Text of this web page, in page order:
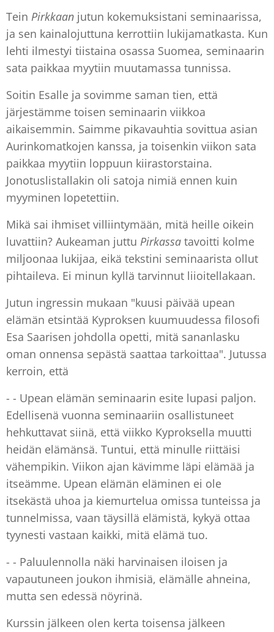
Tein Pirkkaan jutun kokemuksistani seminaarissa,
ja sen kainalojuttuna kerrottiin lukijamatkasta. Kun
lehti ilmestyi tiistaina osassa Suomea, seminaarin
sata paikkaa myytiin muutamassa tunnissa.
Soitin Esalle ja sovimme saman tien, että
järjestämme toisen seminaarin viikkoa
aikaisemmin. Saimme pikavauhtia sovittua asian
Aurinkomatkojen kanssa, ja toisenkin viikon sata
paikkaa myytiin loppuun kiirastorstaina.
Jonotuslistallakin oli satoja nimiä ennen kuin
myyminen lopetettiin.
Mikä sai ihmiset villiintymään, mitä heille oikein
luvattiin? Aukeaman juttu Pirkassa tavoitti kolme
miljoonaa lukijaa, eikä tekstini seminaarista ollut
pihtaileva. Ei minun kyllä tarvinnut liioitellakaan.
Jutun ingressin mukaan "kuusi päivää upean
elämän etsintää Kyproksen kuumuudessa filosofi
Esa Saarisen johdolla opetti, mitä sananlasku
oman onnensa sepästä saattaa tarkoittaa". Jutussa
kerroin, että
- - Upean elämän seminaarin esite lupasi paljon.
Edellisenä vuonna seminaariin osallistuneet
hehkuttavat siinä, että viikko Kyproksella muutti
heidän elämänsä. Tuntui, että minulle riittäisi
vähempikin. Viikon ajan kävimme läpi elämää ja
itseämme. Upean elämän eläminen ei ole
itsekästä uhoa ja kiemurtelua omissa tunteissa ja
tunnelmissa, vaan täysillä elämistä, kykyä ottaa
tyynesti vastaan kaikki, mitä elämä tuo.
- - Paluulennolla näki harvinaisen iloisen ja
vapautuneen joukon ihmisiä, elämälle ahneina,
mutta sen edessä nöyrinä.
Kurssin jälkeen olen kerta toisensa jälkeen